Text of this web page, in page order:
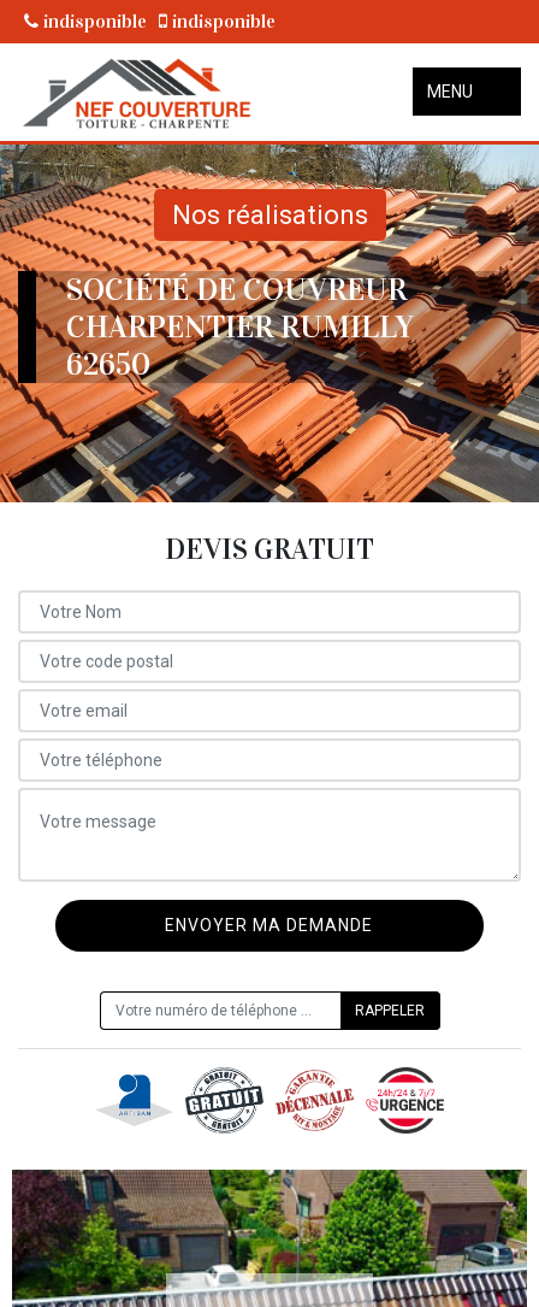
indisponible indisponible
MENU
Nos réalisations
SOCIÉTÉ DE COUVREUR
CHARPENTIER RUMILLY
62650
DEVIS GRATUIT